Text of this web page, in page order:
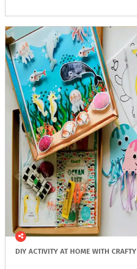
DIY ACTIVITY AT HOME WITH CRAFTY